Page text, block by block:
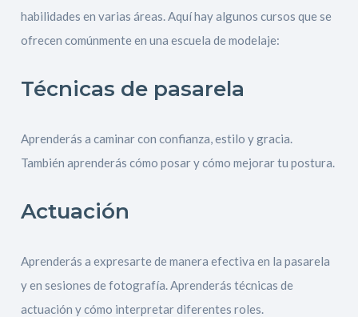
habilidades en varias áreas. Aquí hay algunos cursos que se
ofrecen comúnmente en una escuela de modelaje:
Técnicas de pasarela
Aprenderás a caminar con confianza, estilo y gracia.
También aprenderás cómo posar y cómo mejorar tu postura.
Actuación
Aprenderás a expresarte de manera efectiva en la pasarela
y en sesiones de fotografía. Aprenderás técnicas de
actuación y cómo interpretar diferentes roles.